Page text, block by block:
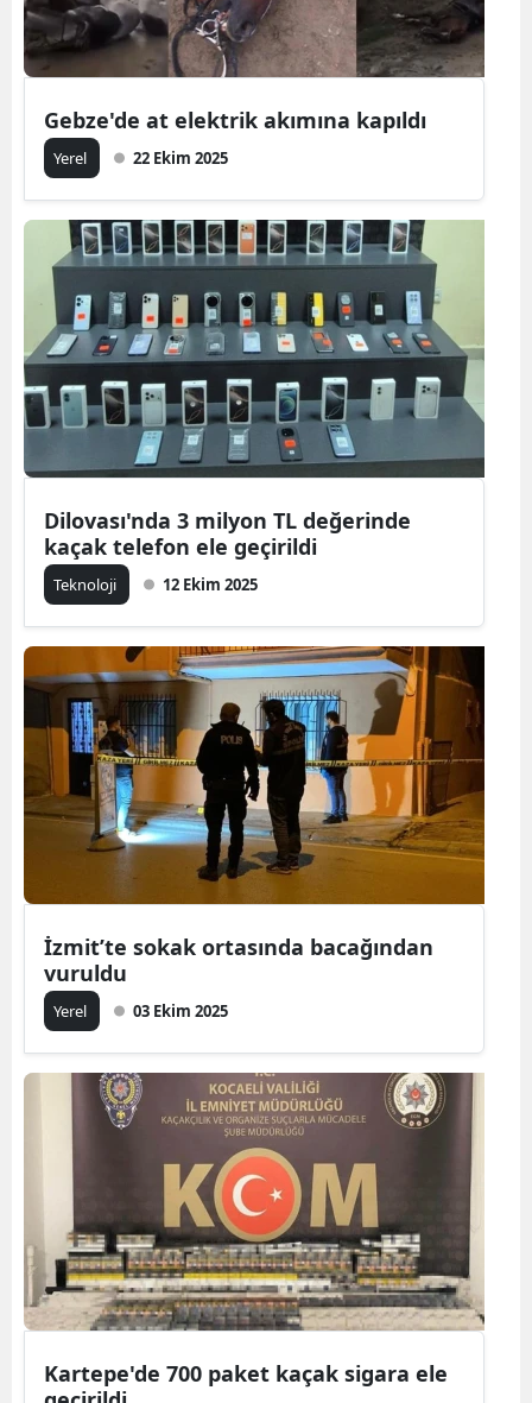
Gebze'de at elektrik akımına kapıldı
Yerel 22 Ekim 2025
Dilovası'nda 3 milyon TL değerinde
kaçak telefon ele geçirildi
Teknoloji 12 Ekim 2025
İzmit’te sokak ortasında bacağından
vuruldu
Yerel 03 Ekim 2025
Kartepe'de 700 paket kaçak sigara ele